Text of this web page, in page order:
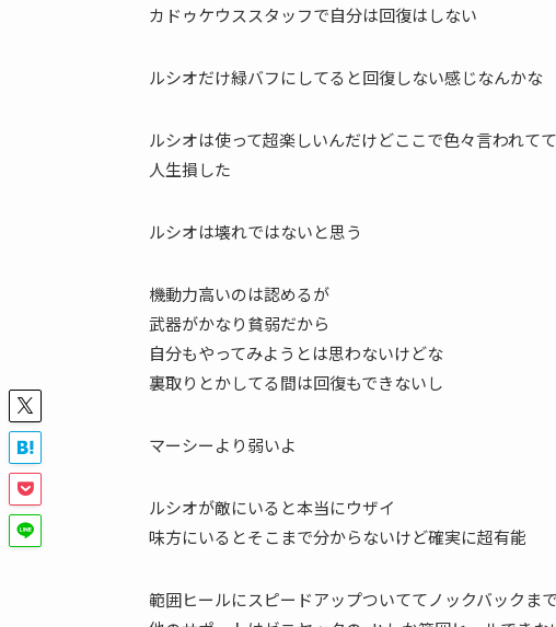
カドゥケウススタッフで自分は回復はしない
ルシオだけ緑バフにしてると回復しない感じなんかな
ルシオは使って超楽しいんだけどここで色々言われて
人生損した
ルシオは壊れではないと思う
機動力高いのは認めるが
武器がかなり貧弱だから
自分もやってみようとは思わないけどな
裏取りとかしてる間は回復もできないし
マーシーより弱いよ
ルシオが敵にいると本当にウザイ
味方にいるとそこまで分からないけど確実に超有能
範囲ヒールにスピードアップついててノックバックま